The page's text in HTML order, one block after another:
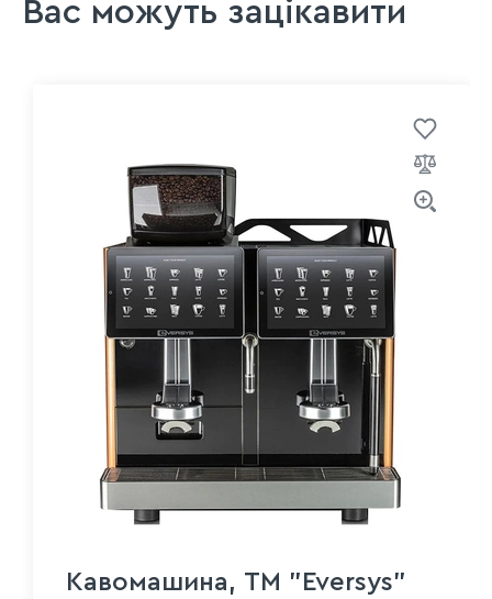
Вас можуть зацікавити
Кавомашина, TM "Eversys"